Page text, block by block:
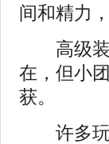
间和精力
高级装
在，但小
获。
许多玩